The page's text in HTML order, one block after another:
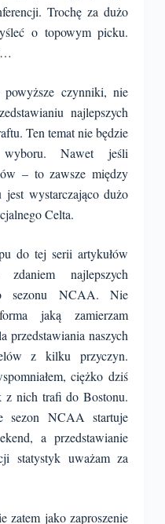
Trochę za dużo
o topowym picku.
czynniki, nie
najlepszych
Ten temat nie będzie
wyboru. Nawet jeśli
– to zawsze między
wystarczająco dużo
Celta.
do tej serii artykułów
najlepszych
sezonu NCAA. Nie
jaką zamierzam
przedstawiania naszych
z kilku przyczyn.
ciężko dziś
z nich trafi do Bostonu.
NCAA startuje
a przedstawianie
statystyk uważam za
zatem jako zaproszenie